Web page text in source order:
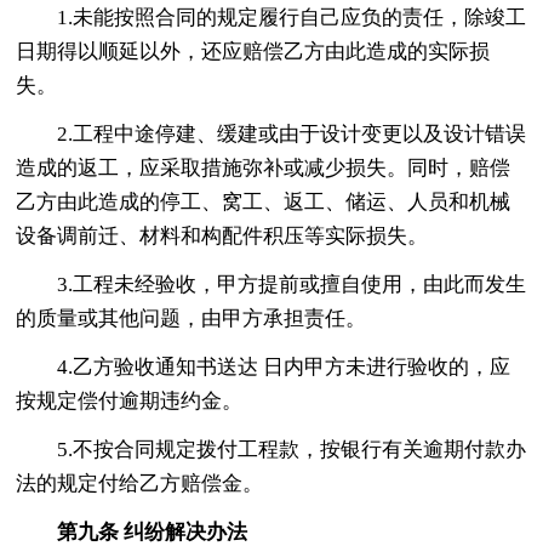
1.未能按照合同的规定履行自己应负的责任，除竣工
日期得以顺延以外，还应赔偿乙方由此造成的实际损
失。
2.工程中途停建、缓建或由于设计变更以及设计错误
造成的返工，应采取措施弥补或减少损失。同时，赔偿
乙方由此造成的停工、窝工、返工、储运、人员和机械
设备调前迁、材料和构配件积压等实际损失。
3.工程未经验收，甲方提前或擅自使用，由此而发生
的质量或其他问题，由甲方承担责任。
4.乙方验收通知书送达 日内甲方未进行验收的，应
按规定偿付逾期违约金。
5.不按合同规定拨付工程款，按银行有关逾期付款办
法的规定付给乙方赔偿金。
第九条 纠纷解决办法